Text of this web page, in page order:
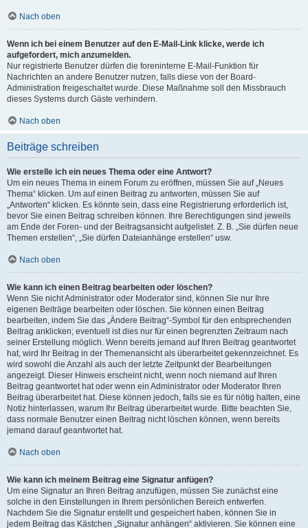
Nach oben
Wenn ich bei einem Benutzer auf den E-Mail-Link klicke, werde ich
aufgefordert, mich anzumelden.
Nur registrierte Benutzer dürfen die foreninterne E-Mail-Funktion für
Nachrichten an andere Benutzer nutzen, falls diese von der Board-
Administration freigeschaltet wurde. Diese Maßnahme soll den Missbrauch
dieses Systems durch Gäste verhindern.
Nach oben
Beiträge schreiben
Wie erstelle ich ein neues Thema oder eine Antwort?
Um ein neues Thema in einem Forum zu eröffnen, müssen Sie auf „Neues
Thema“ klicken. Um auf einen Beitrag zu antworten, müssen Sie auf
„Antworten“ klicken. Es könnte sein, dass eine Registrierung erforderlich ist,
bevor Sie einen Beitrag schreiben können. Ihre Berechtigungen sind jeweils
am Ende der Foren- und der Beitragsansicht aufgelistet. Z. B. „Sie dürfen neue
Themen erstellen“, „Sie dürfen Dateianhänge erstellen“ usw.
Nach oben
Wie kann ich einen Beitrag bearbeiten oder löschen?
Wenn Sie nicht Administrator oder Moderator sind, können Sie nur Ihre
eigenen Beiträge bearbeiten oder löschen. Sie können einen Beitrag
bearbeiten, indem Sie das „Ändere Beitrag“-Symbol für den entsprechenden
Beitrag anklicken; eventuell ist dies nur für einen begrenzten Zeitraum nach
seiner Erstellung möglich. Wenn bereits jemand auf Ihren Beitrag geantwortet
hat, wird Ihr Beitrag in der Themenansicht als überarbeitet gekennzeichnet. Es
wird sowohl die Anzahl als auch der letzte Zeitpunkt der Bearbeitungen
angezeigt. Dieser Hinweis erscheint nicht, wenn noch niemand auf Ihren
Beitrag geantwortet hat oder wenn ein Administrator oder Moderator Ihren
Beitrag überarbeitet hat. Diese können jedoch, falls sie es für nötig halten, eine
Notiz hinterlassen, warum Ihr Beitrag überarbeitet wurde. Bitte beachten Sie,
dass normale Benutzer einen Beitrag nicht löschen können, wenn bereits
jemand darauf geantwortet hat.
Nach oben
Wie kann ich meinem Beitrag eine Signatur anfügen?
Um eine Signatur an Ihren Beitrag anzufügen, müssen Sie zunächst eine
solche in den Einstellungen in Ihrem persönlichen Bereich entwerfen.
Nachdem Sie die Signatur erstellt und gespeichert haben, können Sie in
jedem Beitrag das Kästchen „Signatur anhängen“ aktivieren. Sie können eine